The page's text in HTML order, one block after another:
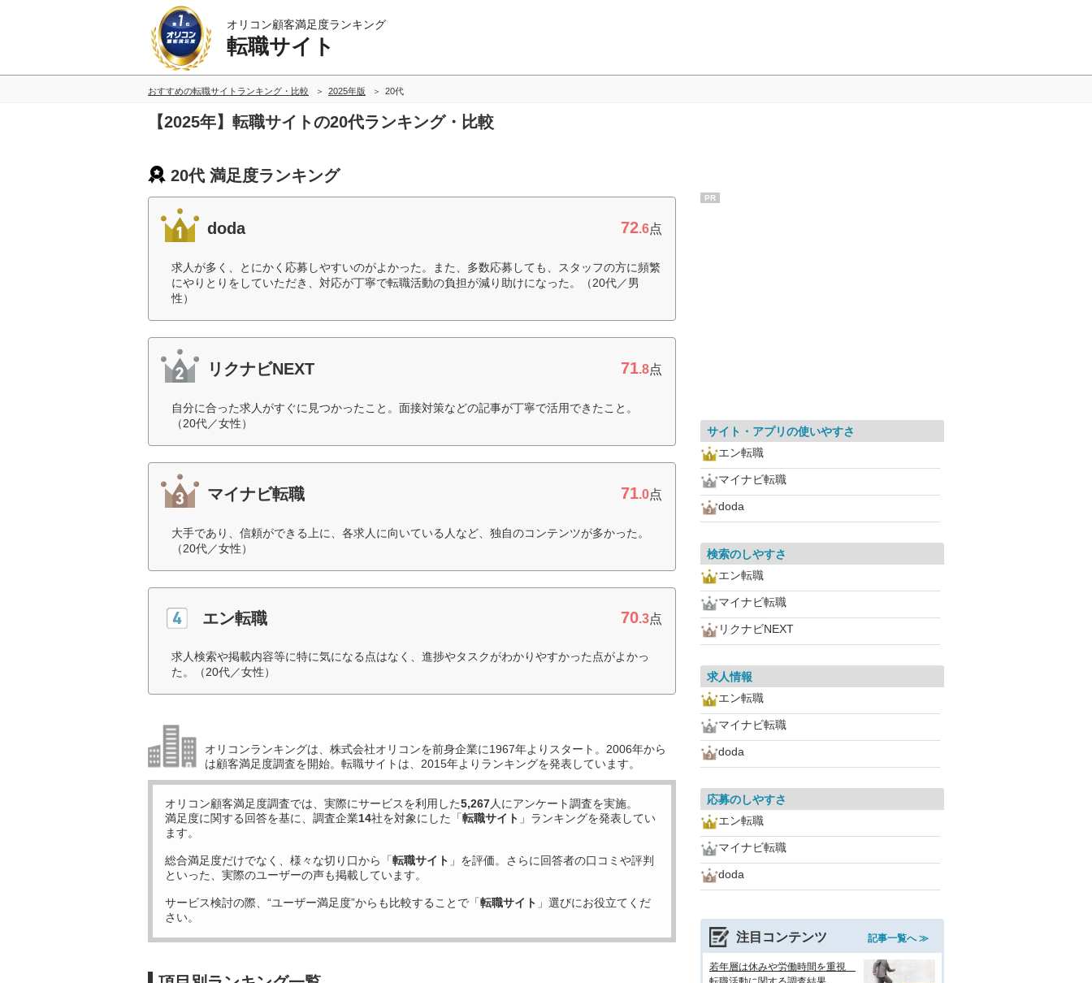
オリコン顧客満足度ランキング
転職サイト
おすすめの転職サイトランキング・比較 2025年版 20代
【2025年】転職サイトの20代ランキング・比較
20代 満足度ランキング
doda 72.6点
求人が多く、とにかく応募しやすいのがよかった。また、多数応募しても、スタッフの方に頻繁
にやりとりをしていただき、対応が丁寧で転職活動の負担が減り助けになった。（20代／男
性）
リクナビNEXT 71.8点
自分に合った求人がすぐに見つかったこと。面接対策などの記事が丁寧で活用できたこと。
（20代／女性）
マイナビ転職 71.0点
大手であり、信頼ができる上に、各求人に向いている人など、独自のコンテンツが多かった。
（20代／女性）
エン転職 70.3点
求人検索や掲載内容等に特に気になる点はなく、進捗やタスクがわかりやすかった点がよかっ
た。（20代／女性）
オリコンランキングは、株式会社オリコンを前身企業に1967年よりスタート。2006年から
は顧客満足度調査を開始。転職サイトは、2015年よりランキングを発表しています。
オリコン顧客満足度調査では、実際にサービスを利用した5,267人にアンケート調査を実施。
満足度に関する回答を基に、調査企業14社を対象にした「転職サイト 」ランキングを発表してい
ます。
総合満足度だけでなく、様々な切り口から「転職サイト 」を評価。さらに回答者の口コミや評判
といった、実際のユーザーの声も掲載しています。
サービス検討の際、“ユーザー満足度”からも比較することで「転職サイト 」選びにお役立てくだ
さい。
PR
サイト・アプリの使いやすさ
エン転職
マイナビ転職
doda
検索のしやすさ
エン転職
マイナビ転職
リクナビNEXT
求人情報
エン転職
マイナビ転職
doda
応募のしやすさ
エン転職
マイナビ転職
doda
注目コンテンツ 記事一覧へ ≫
若年層は休みや労働時間を重視